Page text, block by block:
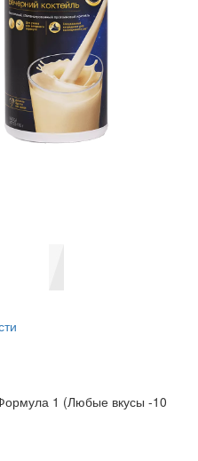
1 (Любые вкусы -10